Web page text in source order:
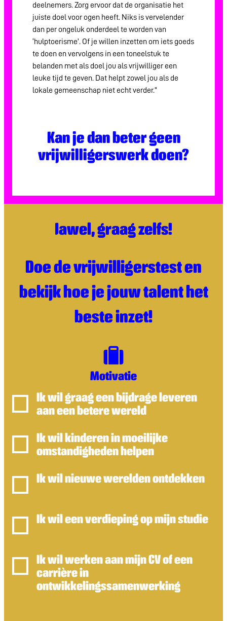
deelnemers. Zorg ervoor dat de organisatie het
juiste doel voor ogen heeft. Niks is vervelender
dan per ongeluk onderdeel te worden van
‘hulptoerisme’. Of je willen inzetten om iets goeds
te doen en vervolgens in een toneelstuk te
belanden met als doel jou als vrijwilliger een
leuke tijd te geven. Dat helpt zowel jou als de
lokale gemeenschap niet echt verder.”
Kan je dan beter geen
vrijwilligerswerk doen?
Jawel, graag zelfs!
Doe de vrijwilligerstest en
bekijk hoe je jouw talent het
beste inzet!
Motivatie
Ik wil graag een bijdrage leveren
aan een betere wereld
Ik wil kinderen in moeilijke
omstandigheden helpen
Ik wil nieuwe werelden ontdekken
Ik wil een verdieping op mijn studie
Ik wil werken aan mijn CV of een
carrière in
ontwikkelingssamenwerking